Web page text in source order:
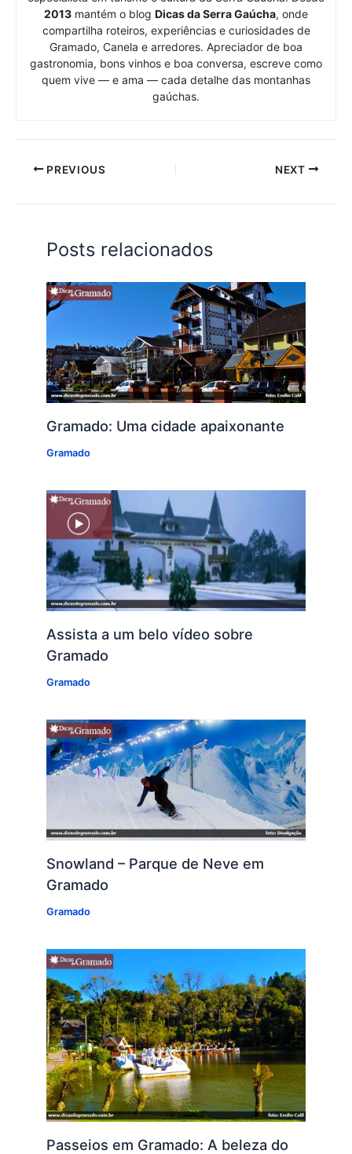
2013 mantém o blog Dicas da Serra Gaúcha, onde
compartilha roteiros, experiências e curiosidades de
Gramado, Canela e arredores. Apreciador de boa
gastronomia, bons vinhos e boa conversa, escreve como
quem vive — e ama — cada detalhe das montanhas
gaúchas.
PREVIOUS NEXT
Posts relacionados
Gramado: Uma cidade apaixonante
Gramado
Assista a um belo vídeo sobre
Gramado
Gramado
Snowland – Parque de Neve em
Gramado
Gramado
Passeios em Gramado: A beleza do